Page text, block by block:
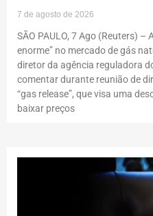
7 de agosto de 2026
SÃO PAULO, 7 Ago (Reuters) –
enorme” no mercado de gás
diretor da agência reguladora
comentar durante reunião de
“gas release”, que visa uma
baixar preços